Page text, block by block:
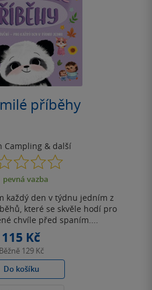
příběhy
Campling & další
0.0
z
5
pevná vazba
každý den v týdnu jedním z
které se skvěle hodí pro
chvíle před spaním....
115 Kč
Běžně 129 Kč
Do košíku